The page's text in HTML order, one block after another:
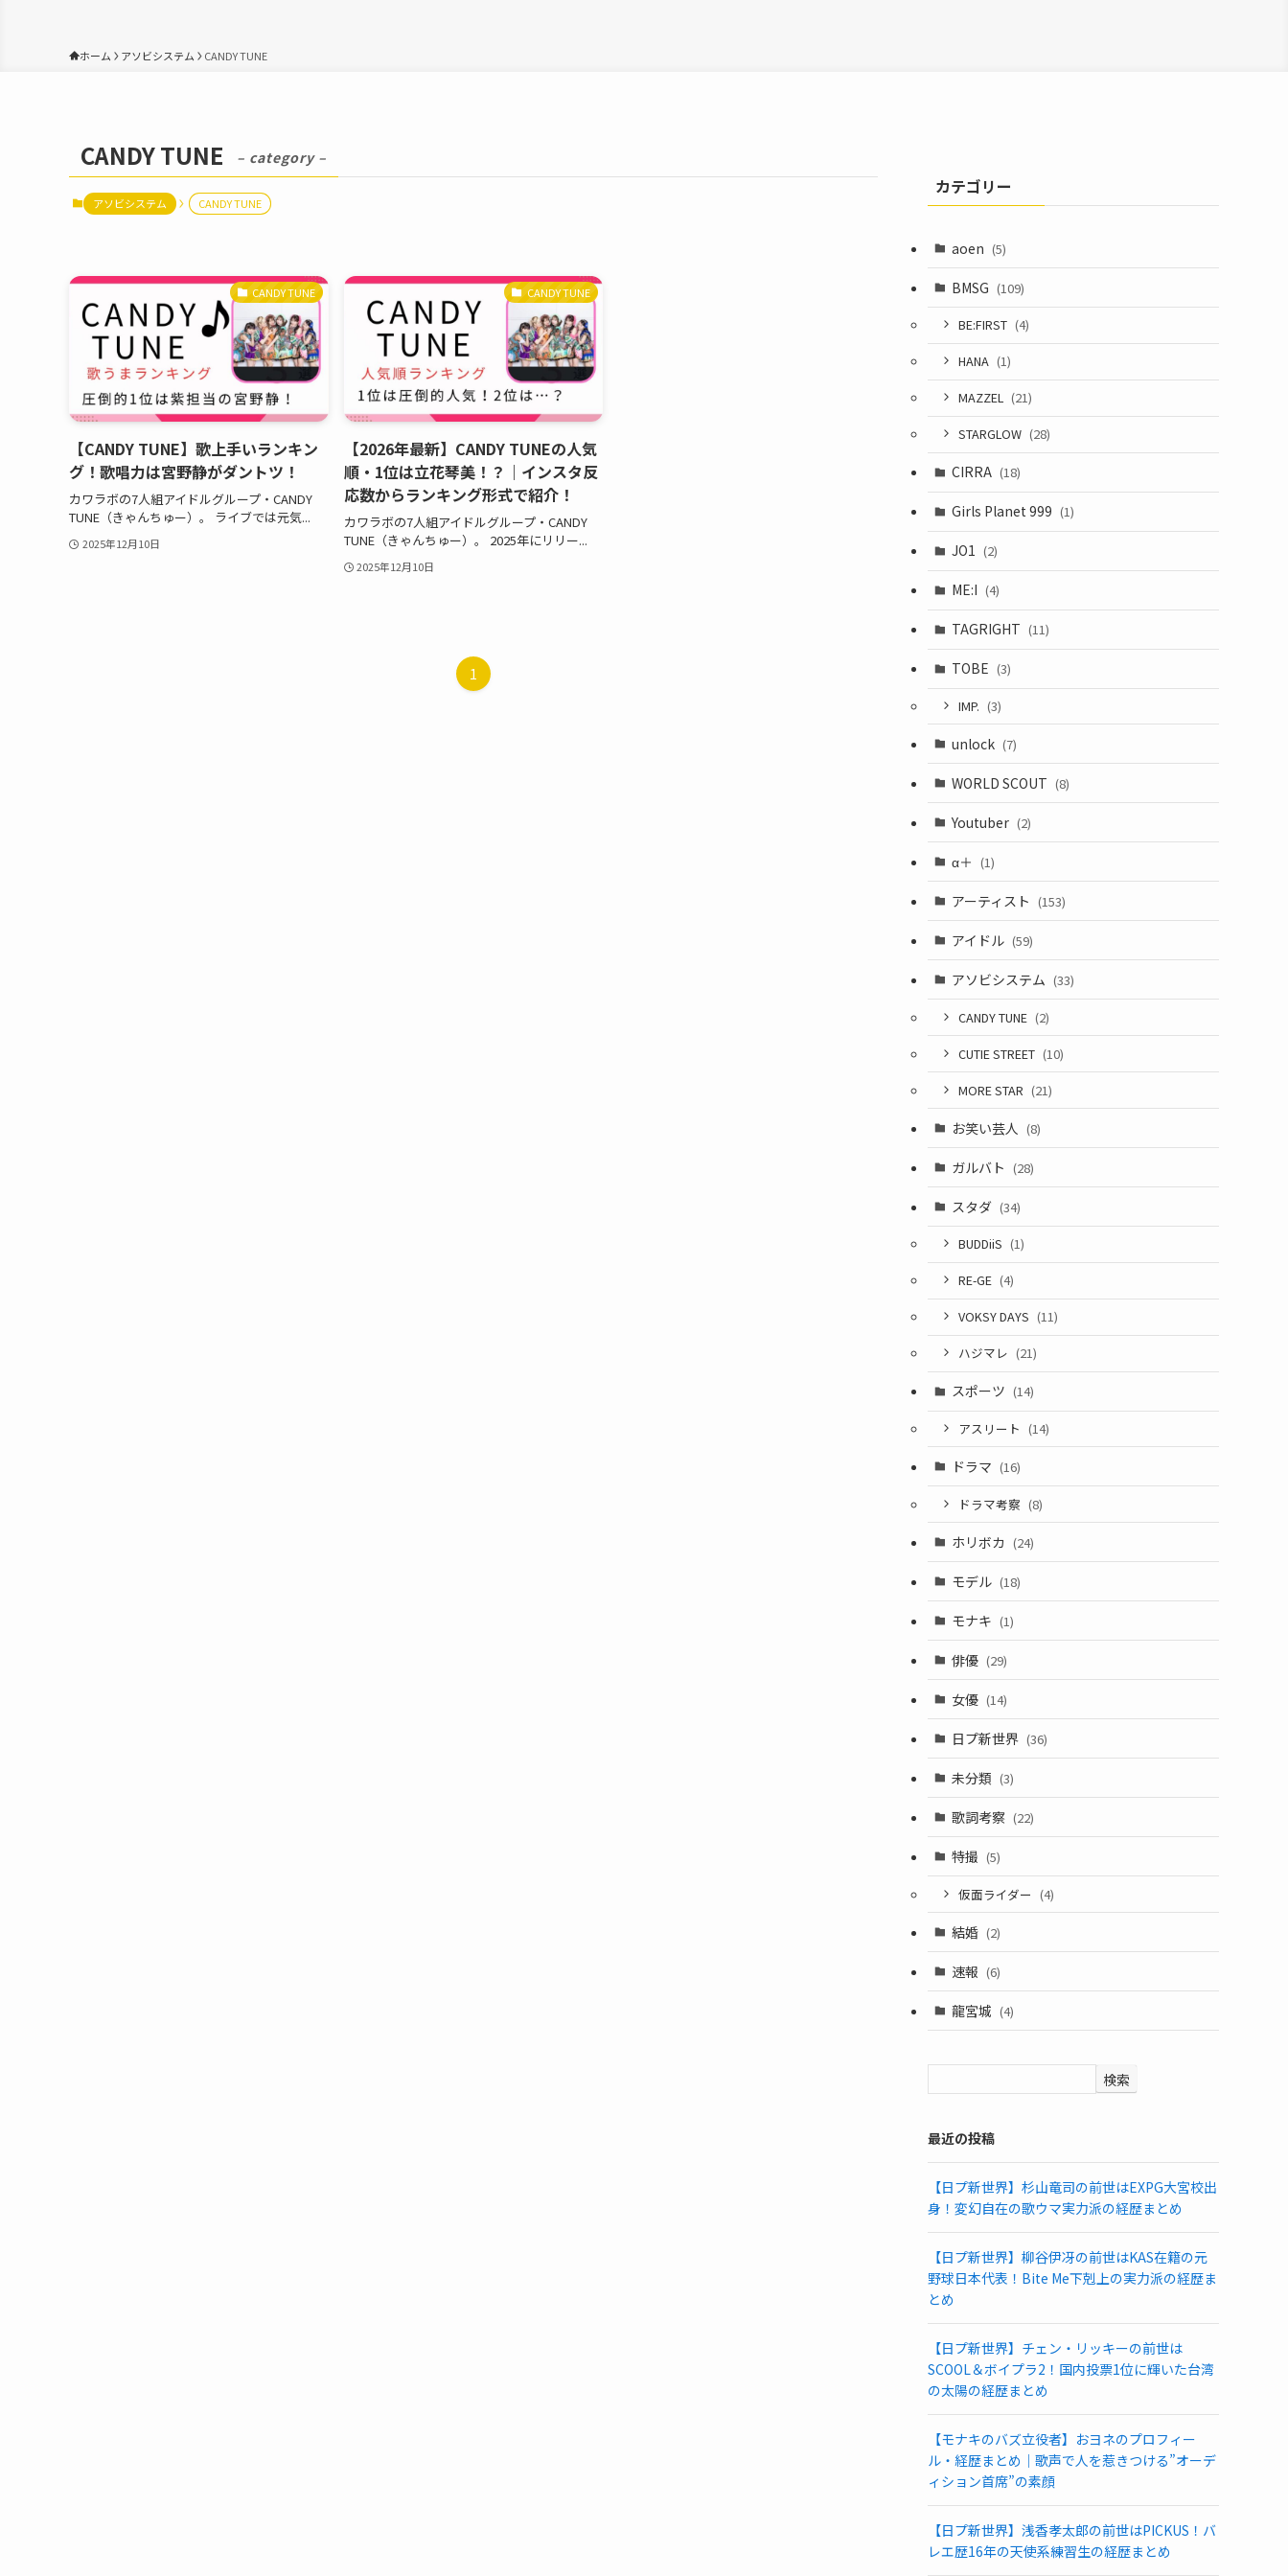
ホーム アソビシステム CANDY TUNE
CANDY TUNE – category –
アソビシステム CANDY TUNE
CANDY TUNE
【CANDY TUNE】歌上手いランキン
グ！歌唱力は宮野静がダントツ！
カワラボの7人組アイドルグループ・CANDY
TUNE（きゃんちゅー）。 ライブでは元気...
2025年12月10日
CANDY TUNE
【2026年最新】CANDY TUNEの人気
順・1位は立花琴美！？｜インスタ反
応数からランキング形式で紹介！
カワラボの7人組アイドルグループ・CANDY
TUNE（きゃんちゅー）。 2025年にリリー...
2025年12月10日
1
カテゴリー
aoen (5)
BMSG (109)
BE:FIRST (4)
HANA (1)
MAZZEL (21)
STARGLOW (28)
CIRRA (18)
Girls Planet 999 (1)
JO1 (2)
ME:I (4)
TAGRIGHT (11)
TOBE (3)
IMP. (3)
unlock (7)
WORLD SCOUT (8)
Youtuber (2)
α＋ (1)
アーティスト (153)
アイドル (59)
アソビシステム (33)
CANDY TUNE (2)
CUTIE STREET (10)
MORE STAR (21)
お笑い芸人 (8)
ガルバト (28)
スタダ (34)
BUDDiiS (1)
RE-GE (4)
VOKSY DAYS (11)
ハジマレ (21)
スポーツ (14)
アスリート (14)
ドラマ (16)
ドラマ考察 (8)
ホリボカ (24)
モデル (18)
モナキ (1)
俳優 (29)
女優 (14)
日プ新世界 (36)
未分類 (3)
歌詞考察 (22)
特撮 (5)
仮面ライダー (4)
結婚 (2)
速報 (6)
龍宮城 (4)
検索
最近の投稿
【日プ新世界】杉山竜司の前世はEXPG大宮校出
身！変幻自在の歌ウマ実力派の経歴まとめ
【日プ新世界】柳谷伊冴の前世はKAS在籍の元
野球日本代表！Bite Me下剋上の実力派の経歴ま
とめ
【日プ新世界】チェン・リッキーの前世は
SCOOL＆ボイプラ2！国内投票1位に輝いた台湾
の太陽の経歴まとめ
【モナキのバズ立役者】おヨネのプロフィー
ル・経歴まとめ｜歌声で人を惹きつける”オーデ
ィション首席”の素顔
【日プ新世界】浅香孝太郎の前世はPICKUS！バ
レエ歴16年の天使系練習生の経歴まとめ